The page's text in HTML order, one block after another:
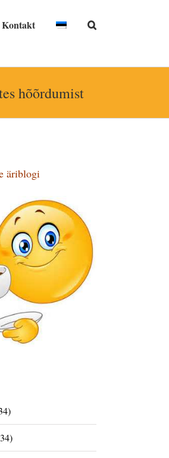
Kontakt
hõõrdumist
äriblogi